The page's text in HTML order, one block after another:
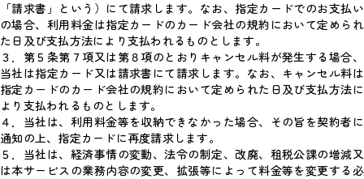
「請求書」という）にて請求します。なお、指定カードでのお支払い
の場合、利用料金は指定カードのカード会社の規約において定められ
た日及び支払方法により支払われるものとします。
３．第５条第７項又は第８項のとおりキャンセル料が発生する場合、
当社は指定カード又は請求書にて請求します。なお、キャンセル料は
指定カードのカード会社の規約において定められた日及び支払方法に
より支払われるものとします。
４．当社は、利用料金等を収納できなかった場合、その旨を契約者に
通知の上、指定カードに再度請求します。
５．当社は、経済事情の変動、法令の制定、改廃、租税公課の増減又
は本サービスの業務内容の変更、拡張等によって料金等を変更する必